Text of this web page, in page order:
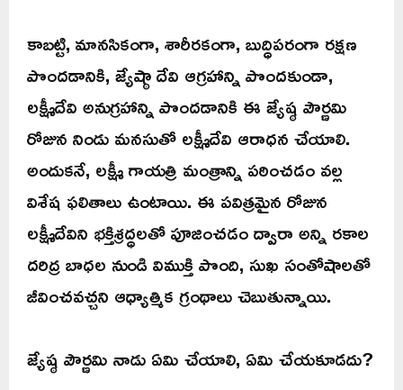
కాబట్టి, మానసికంగా, శారీరకంగా, బుద్ధిపరంగా రక్షణ
పొందడానికి, జ్యేష్ఠా దేవి ఆగ్రహాన్ని పొందకుండా,
లక్ష్మీదేవి అనుగ్రహాన్ని పొందడానికి ఈ జ్యేష్ఠ పౌర్ణమి
రోజున నిండు మనసుతో లక్ష్మీదేవి ఆరాధన చేయాలి.
అందుకనే, లక్ష్మీ గాయత్రి మంత్రాన్ని పఠించడం వల్ల
విశేష ఫలితాలు ఉంటాయి. ఈ పవిత్రమైన రోజున
లక్ష్మీదేవిని భక్తిశ్రద్ధలతో పూజించడం ద్వారా అన్ని రకాల
దరిద్ర బాధల నుండి విముక్తి పొంది, సుఖ సంతోషాలతో
జీవించవచ్చని ఆధ్యాత్మిక గ్రంథాలు చెబుతున్నాయి.
జ్యేష్ఠ పౌర్ణమి నాడు ఏమి చేయాలి, ఏమి చేయకూడదు?